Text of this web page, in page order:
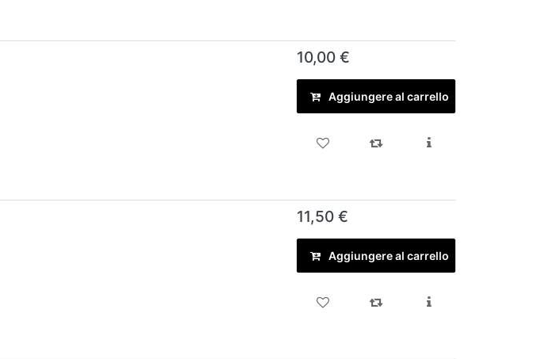
10,00 €
Aggiungere al carrello
11,50 €
Aggiungere al carrello